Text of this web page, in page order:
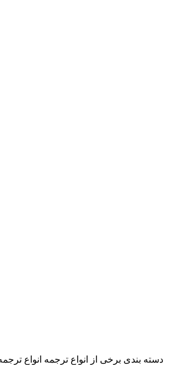
دسته بندی برخی از انواع ترجمه انواع